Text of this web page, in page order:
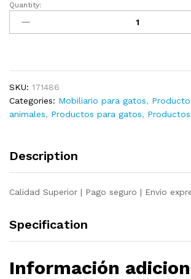
Rascador
para
gatos
sisal
crema
171
Quantity:
SKU: 171486
Categories: Mobiliario para gatos,
animales, Productos para gatos,
Description
Calidad Superior | Pago seguro | Envio
Specification
Información